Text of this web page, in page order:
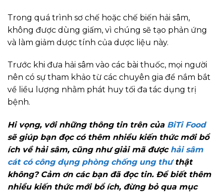
Trong quá trình sơ chế hoặc chế biến hải sâm,
không được dùng giấm, vì chúng sẽ tạo phản ứng
và làm giảm dược tính của dược liệu này.
Trước khi đưa hải sâm vào các bài thuốc, mọi người
nên có sự tham khảo từ các chuyên gia để nắm bắt
về liều lượng nhằm phát huy tối đa tác dụng trị
bệnh.
Hi vọng, với những thông tin trên của BiTi Food
sẽ giúp bạn đọc có thêm nhiều kiến thức mới bổ
ích về hải sâm, cũng như giải mã được hải sâm
cát có công dụng phòng chống ung thưthật
không? Cảm ơn các bạn đã đọc tin. Để biết thêm
nhiều kiến thức mới bổ ích, đừng bỏ qua mục